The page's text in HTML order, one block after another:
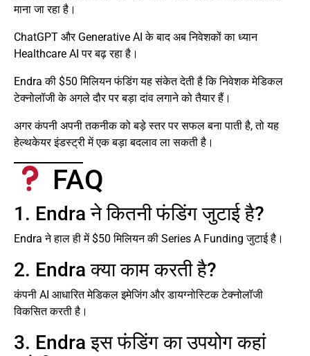
माना जा रहा है।
ChatGPT और Generative AI के बाद अब निवेशकों का ध्यान
Healthcare AI पर बढ़ रहा है।
Endra की $50 मिलियन फंडिंग यह संकेत देती है कि निवेशक मेडिकल
टेक्नोलॉजी के अगले दौर पर बड़ा दांव लगाने को तैयार हैं।
अगर कंपनी अपनी तकनीक को बड़े स्तर पर सफल बना पाती है, तो यह
हेल्थकेयर इंडस्ट्री में एक बड़ा बदलाव ला सकती है।
FAQ
1. Endra ने कितनी फंडिंग जुटाई है?
Endra ने हाल ही में $50 मिलियन की Series A Funding जुटाई है।
2. Endra क्या काम करती है?
कंपनी AI आधारित मेडिकल इमेजिंग और डायग्नोस्टिक टेक्नोलॉजी
विकसित करती है।
3. Endra इस फंडिंग का उपयोग कहां